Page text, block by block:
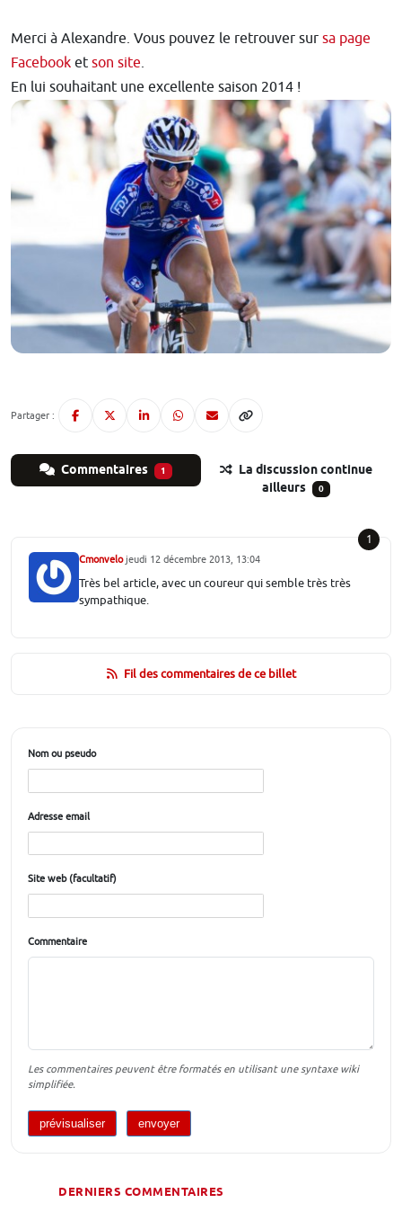
Merci à Alexandre. Vous pouvez le retrouver sur sa page
Facebook et son site.
En lui souhaitant une excellente saison 2014 !
Partager :
Commentaires 1
La discussion continue
ailleurs
0
1
Cmonvelojeudi 12 décembre 2013, 13:04
Très bel article, avec un coureur qui semble très très
sympathique.
Fil des commentaires de ce billet
Nom ou pseudo
Adresse email
Site web (facultatif)
Commentaire
Les commentaires peuvent être formatés en utilisant une syntaxe wiki
simplifiée.
DERNIERS COMMENTAIRES